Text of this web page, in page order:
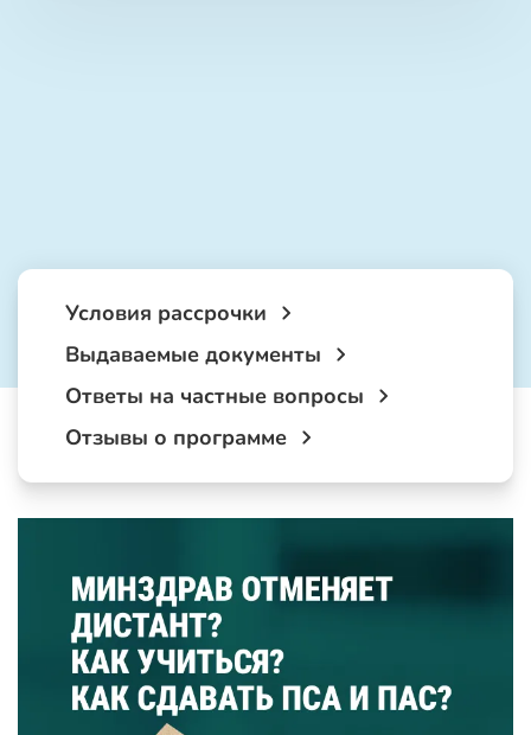
Условия рассрочки
Выдаваемые документы
Ответы на частные вопросы
Отзывы о программе